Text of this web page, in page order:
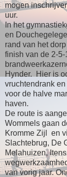
mogen
uur.
In het
en
rand van het
finish van de 2-
Hynder. Hier is
vruchtendrank
voor de halve
haven.
De route is
Wommels gaan
Kromme Zijl en
Slachtebrug, De
Melahuizen,
van vorig jaar.